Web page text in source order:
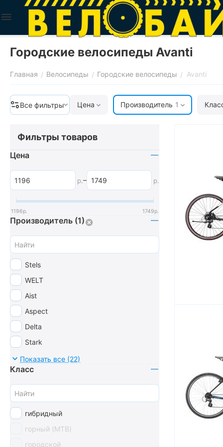
Городские велосипеды Avanti
Главная / Велосипеды / Городские велосипеды / Avanti
Все фильтры Цена Производитель 1
Фильтры товаров
Цена
р.– р.
1196р. 1749р.
Производитель (1)
Stels
WELT
Aist
Aspect
Delta
Stark
Forward
Cube
Foxx
Avanti
Format
Показать все (22)
Класс
гибридный
горный (MTB)
городской